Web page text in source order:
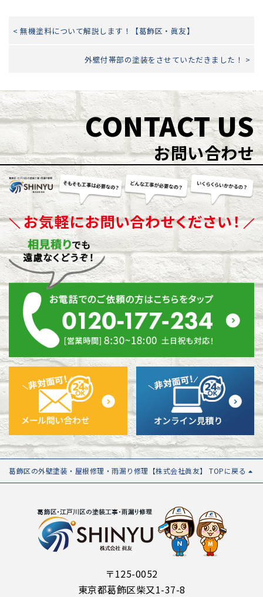
< 無機塗料について解説します！【葛飾区・眞友】
外壁付帯部の塗装をさせていただきました！ >
CONTACT US
お問い合わせ
葛飾区の外壁塗装・屋根修理・雨漏り修理【株式会社眞友】 TOPに戻る
〒125-0052
東京都葛飾区柴又1-37-8